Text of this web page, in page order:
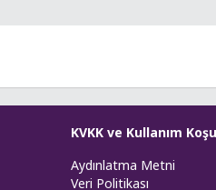
KVKK ve Kullanım
Aydınlatma Metni
Veri Politikası